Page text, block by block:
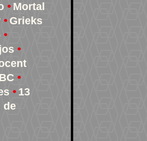
Mortal
Grieks
13
de